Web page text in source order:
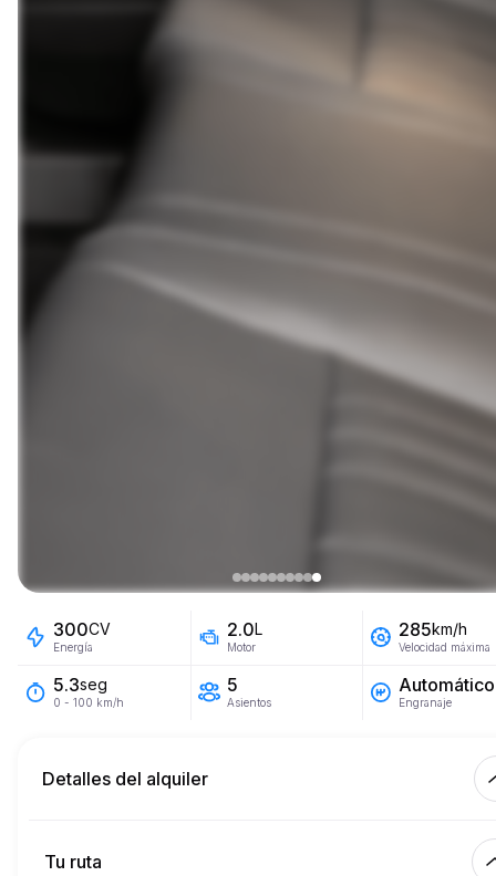
300CV
Energía
2.0L
Motor
285km/h
Velocidad máxima
5.3seg
0 - 100 km/h
5
Asientos
Automático
Engranaje
Detalles del alquiler
Tu ruta